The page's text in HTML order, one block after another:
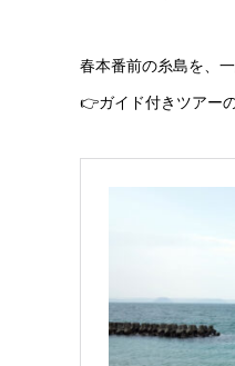
春本番前の糸島を、
👉ガイド付きツアー